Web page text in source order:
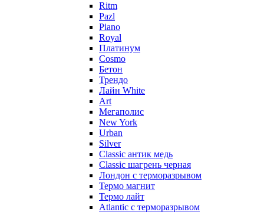
Ritm
Pazl
Piano
Royal
Платинум
Cosmo
Бетон
Трендо
Лайн White
Art
Мегаполис
New York
Urban
Silver
Classic антик медь
Classic шагрень черная
Лондон с терморазрывом
Термо магнит
Термо лайт
Atlantic с терморазрывом